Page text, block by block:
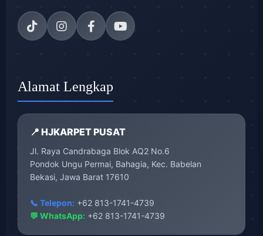
Alamat Lengkap
📍 HJKARPET PUSAT
Jl. Raya Candrabaga Blok AQ2 No.6
Pondok Ungu Permai, Bahagia, Kec. Babelan
Bekasi, Jawa Barat 17610
📞 Telepon: +62 813-1741-4739
💬 WhatsApp: +62 813-1741-4739